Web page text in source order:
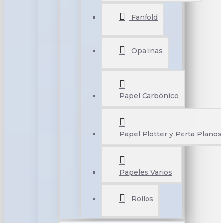
Fanfold
Opalinas
Papel Carbónico
Papel Plotter y Porta Planos
Papeles Varios
Rollos